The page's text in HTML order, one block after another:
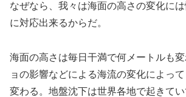
なぜなら、我々は海面の高さの変化に
に対応出来るからだ。
海面の高さは毎日干満で何メートルも
ョの影響などによる海流の変化によっ
変わる。地盤沈下は世界各地で起きて